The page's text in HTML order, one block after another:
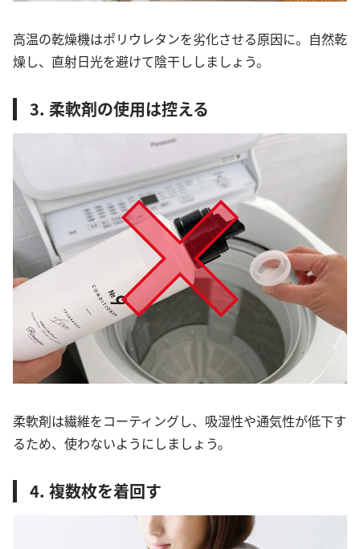
高温の乾燥機はポリウレタンを劣化させる原因に。自然乾
燥し、直射日光を避けて陰干ししましょう。
3. 柔軟剤の使用は控える
柔軟剤は繊維をコーティングし、吸湿性や通気性が低下す
るため、使わないようにしましょう。
4. 複数枚を着回す